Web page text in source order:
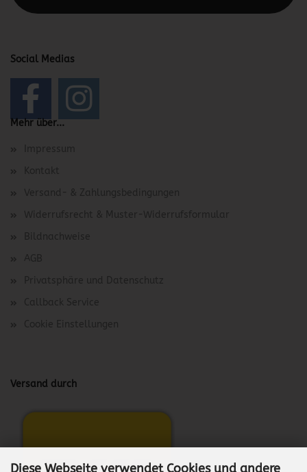
Diese Webseite verwendet Cookies und andere
Social Medias
Mehr über...
Impressum
Kontakt
Versand- & Zahlungsbedingungen
Widerrufsrecht & Muster-Widerrufsformular
Bildnachweise
AGB
Privatsphäre und Datenschutz
Callback Service
Cookie Einstellungen
Versand durch